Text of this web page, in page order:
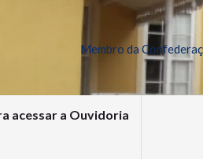
Membro da
acessar a Ouvidoria